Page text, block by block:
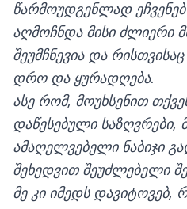
წარმოუდგენლად
აღმოჩნდა მისი ძლიერი
შეუმჩნევია და
დრო და ყურადღება.
ასე რომ, მოუხსენით
დაწესებული საზღვრები,
ამაღელვებელი ნაბიჯი
შეხედვით შეუძლებელი
მე კი იმედს დავიტოვებ,